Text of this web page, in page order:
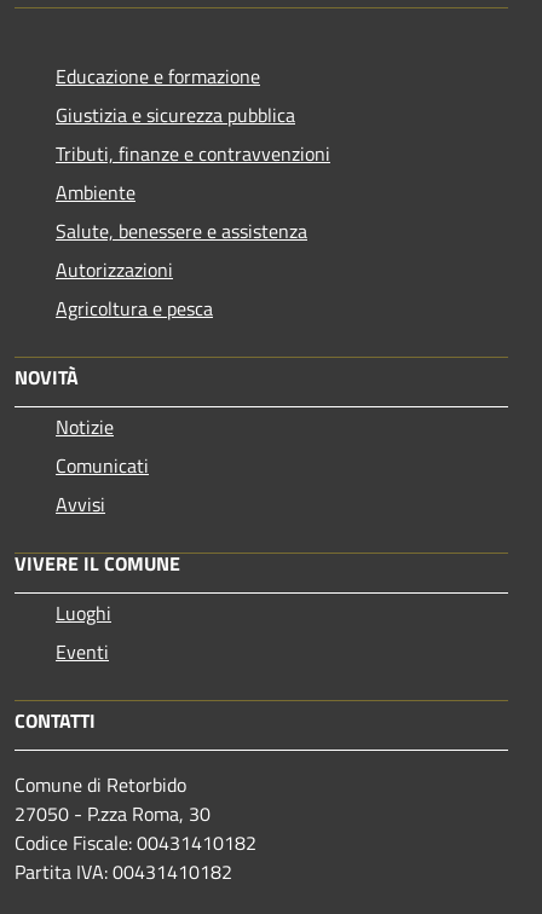
Educazione e formazione
Giustizia e sicurezza pubblica
Tributi, finanze e contravvenzioni
Ambiente
Salute, benessere e assistenza
Autorizzazioni
Agricoltura e pesca
NOVITÀ
Notizie
Comunicati
Avvisi
VIVERE IL COMUNE
Luoghi
Eventi
CONTATTI
Comune di Retorbido
27050 - P.zza Roma, 30
Codice Fiscale: 00431410182
Partita IVA: 00431410182